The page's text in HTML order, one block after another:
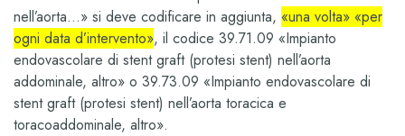
nell’aorta…» si deve codificare in aggiunta, «una volta» «per
ogni data d’intervento», il codice 39.71.09 «Impianto
endovascolare di stent graft (protesi stent) nell’aorta
addominale, altro» o 39.73.09 «Impianto endovascolare di
stent graft (protesi stent) nell’aorta toracica e
toracoaddominale, altro».